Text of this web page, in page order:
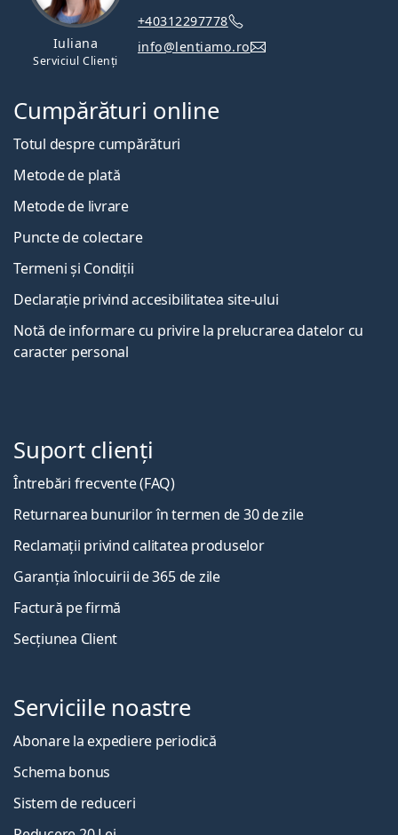
Iuliana
Serviciul Clienți
+40312297778
info@lentiamo.ro
Cumpărături online
Totul despre cumpărături
Metode de plată
Metode de livrare
Puncte de colectare
Termeni și Condiții
Declarație privind accesibilitatea site-ului
Notă de informare cu privire la prelucrarea datelor cu
caracter personal
Suport clienți
Întrebări frecvente (FAQ)
Returnarea bunurilor în termen de 30 de zile
Reclamații privind calitatea produselor
Garanția înlocuirii de 365 de zile
Factură pe firmă
Secțiunea Client
Serviciile noastre
Abonare la expediere periodică
Schema bonus
Sistem de reduceri